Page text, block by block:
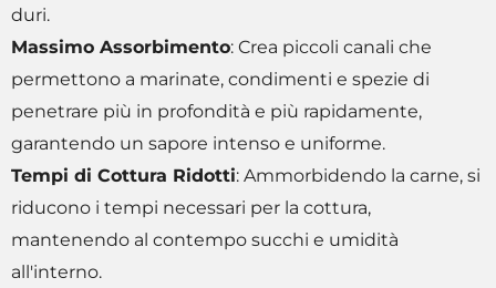
duri.
Massimo Assorbimento: Crea piccoli canali che
permettono a marinate, condimenti e spezie di
penetrare più in profondità e più rapidamente,
garantendo un sapore intenso e uniforme.
Tempi di Cottura Ridotti: Ammorbidendo la carne, si
riducono i tempi necessari per la cottura,
mantenendo al contempo succhi e umidità
all'interno.